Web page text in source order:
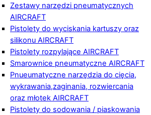
Zestawy narzędzi pneumatycznych
AIRCRAFT
Pistolety do wyciskania kartuszy oraz
silikonu AIRCRAFT
Pistolety rozpylające AIRCRAFT
Smarownice pneumatyczne AIRCRAFT
Pnueumatyczne narzędzia do cięcia,
wykrawania,zaginania, rozwiercania
oraz młotek AIRCRAFT
Pistolety do sodowania / piaskowania